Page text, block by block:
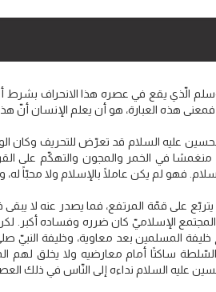
وسلم الّذي يقع في عصره هذا الانحراف
هذه العبارة، هو أن يعلم الإنسان أنّ
عليه السلام قد تعرّض للتحريف وكان
في الخمر والمجون والتهكّم على
فهو لم يكن عاملًا بالإسلام ولا محبّاً
يتربّع على قمّة المرتفع، فما يصدر عنه لا
الإسلاميّ كان ضرره وفساده أكبر.
المسلمين بعد معاوية، وخليفة النبيّ
ساكتًا أمام معارضيه ولا يخلق لهم
عليه السلام نداءه إلى النّاس في ذلك